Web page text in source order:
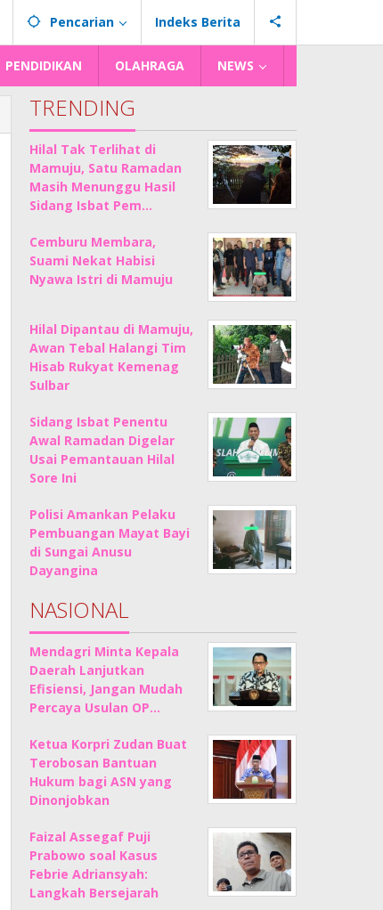
Pencarian Indeks Berita
PENDIDIKAN OLAHRAGA NEWS
TRENDING
Hilal Tak Terlihat di
Mamuju, Satu Ramadan
Masih Menunggu Hasil
Sidang Isbat Pem…
Cemburu Membara,
Suami Nekat Habisi
Nyawa Istri di Mamuju
Hilal Dipantau di Mamuju,
Awan Tebal Halangi Tim
Hisab Rukyat Kemenag
Sulbar
Sidang Isbat Penentu
Awal Ramadan Digelar
Usai Pemantauan Hilal
Sore Ini
Polisi Amankan Pelaku
Pembuangan Mayat Bayi
di Sungai Anusu
Dayangina
NASIONAL
Mendagri Minta Kepala
Daerah Lanjutkan
Efisiensi, Jangan Mudah
Percaya Usulan OP…
Ketua Korpri Zudan Buat
Terobosan Bantuan
Hukum bagi ASN yang
Dinonjobkan
Faizal Assegaf Puji
Prabowo soal Kasus
Febrie Adriansyah:
Langkah Bersejarah